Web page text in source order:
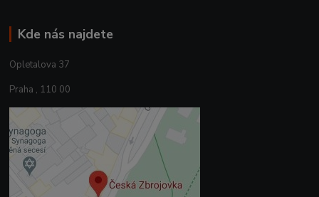
Kde nás najdete
Opletalova 37
Praha , 110 00